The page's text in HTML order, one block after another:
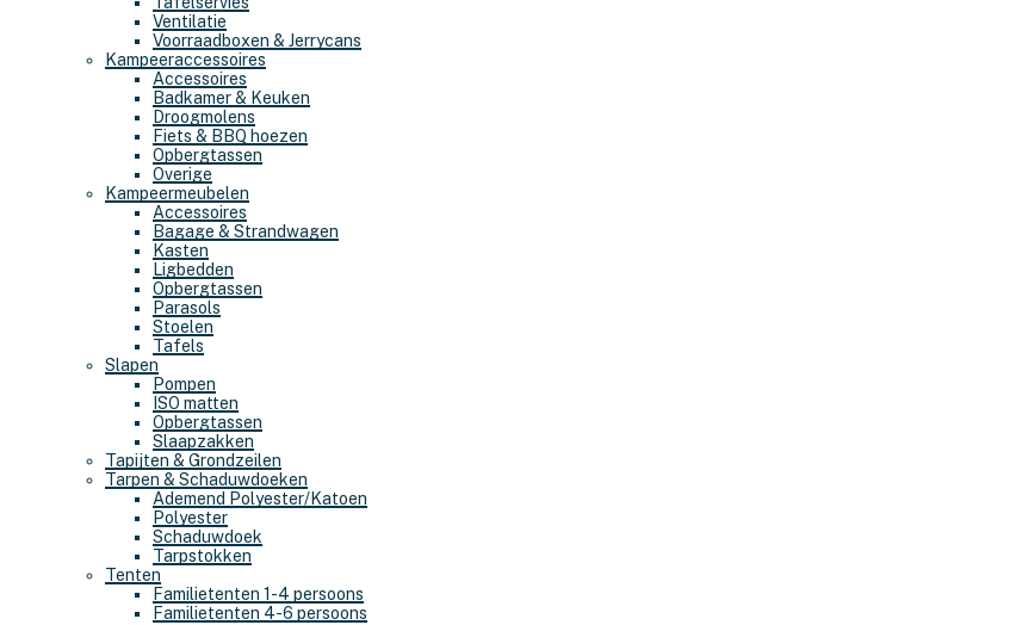
Ventilatie
Voorraadboxen & Jerrycans
Kampeeraccessoires
Accessoires
Badkamer & Keuken
Droogmolens
Fiets & BBQ hoezen
Opbergtassen
Overige
Kampeermeubelen
Accessoires
Bagage & Strandwagen
Kasten
Ligbedden
Opbergtassen
Parasols
Stoelen
Tafels
Slapen
Pompen
ISO matten
Opbergtassen
Slaapzakken
Tapijten & Grondzeilen
Tarpen & Schaduwdoeken
Ademend Polyester/Katoen
Polyester
Schaduwdoek
Tarpstokken
Tenten
Familietenten 1-4 persoons
Familietenten 4-6 persoons